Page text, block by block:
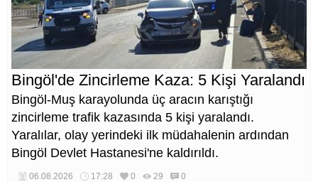
Bingöl'de Zincirleme Kaza: 5 Kişi Yaralandı
Bingöl-Muş karayolunda üç aracın karıştığı
zincirleme trafik kazasında 5 kişi yaralandı.
Yaralılar, olay yerindeki ilk müdahalenin ardından
Bingöl Devlet Hastanesi'ne kaldırıldı.
06.08.2026 17:28 0 29 0